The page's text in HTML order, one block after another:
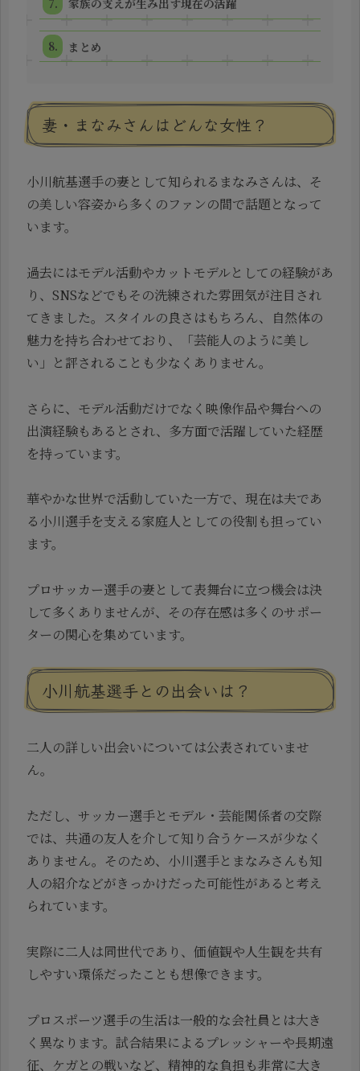
家族の支えが生み出す現在の活躍
まとめ
妻・まなみさんはどんな女性？
小川航基選手の妻として知られるまなみさんは、そ
の美しい容姿から多くのファンの間で話題となって
います。
過去にはモデル活動やカットモデルとしての経験があ
り、SNSなどでもその洗練された雰囲気が注目され
てきました。スタイルの良さはもちろん、自然体の
魅力を持ち合わせており、「芸能人のように美し
い」と評されることも少なくありません。
さらに、モデル活動だけでなく映像作品や舞台への
出演経験もあるとされ、多方面で活躍していた経歴
を持っています。
華やかな世界で活動していた一方で、現在は夫であ
る小川選手を支える家庭人としての役割も担ってい
ます。
プロサッカー選手の妻として表舞台に立つ機会は決
して多くありませんが、その存在感は多くのサポー
ターの関心を集めています。
小川航基選手との出会いは？
二人の詳しい出会いについては公表されていませ
ん。
ただし、サッカー選手とモデル・芸能関係者の交際
では、共通の友人を介して知り合うケースが少なく
ありません。そのため、小川選手とまなみさんも知
人の紹介などがきっかけだった可能性があると考え
られています。
実際に二人は同世代であり、価値観や人生観を共有
しやすい環係だったことも想像できます。
プロスポーツ選手の生活は一般的な会社員とは大き
く異なります。試合結果によるプレッシャーや長期遠
征、ケガとの戦いなど、精神的な負担も非常に大き